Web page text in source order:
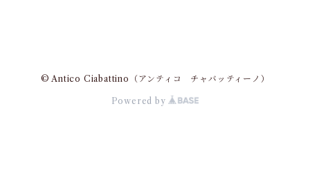
© Antico Ciabattino（アンティコ チャバッティーノ）
Powered by